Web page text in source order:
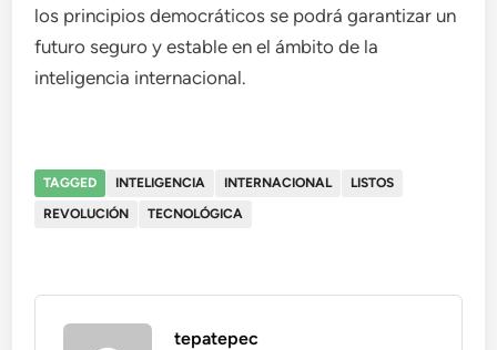
los principios democráticos se podrá garantizar un
futuro seguro y estable en el ámbito de la
inteligencia internacional.
TAGGED INTELIGENCIA INTERNACIONAL
LISTOS
REVOLUCIÓN
TECNOLÓGICA
tepatepec